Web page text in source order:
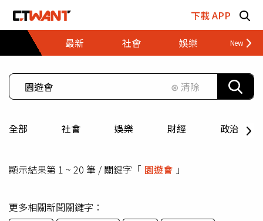
下載 APP
最新
社會 娛樂 財經
⊗ 清除
全部 社會 娛樂 財經 政治
顯示結果第 1 ~ 20 筆 / 關鍵字「 園遊會 」
更多相關新聞關鍵字：